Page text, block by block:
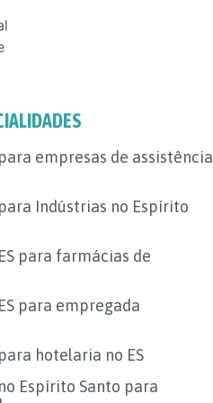
empresas de assistência
Indústrias no Espírito
para farmácias de
para empregada
hotelaria no ES
Espírito Santo para